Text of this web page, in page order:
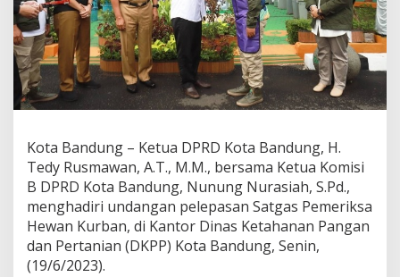
n
K
e
h
a
a
n
d
a
Kota Bandung – Ketua DPRD Kota Bandung, H.
Tedy Rusmawan, A.T., M.M., bersama Ketua Komisi
B DPRD Kota Bandung, Nunung Nurasiah, S.Pd.,
menghadiri undangan pelepasan Satgas Pemeriksa
Hewan Kurban, di Kantor Dinas Ketahanan Pangan
dan Pertanian (DKPP) Kota Bandung, Senin,
(19/6/2023).